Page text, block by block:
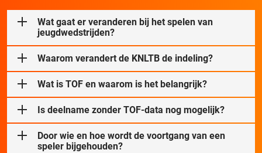
Wat gaat er veranderen bij het spelen van
jeugdwedstrijden?
Waarom verandert de KNLTB de indeling?
Wat is TOF en waarom is het belangrijk?
Is deelname zonder TOF-data nog mogelijk?
Door wie en hoe wordt de voortgang van een
speler bijgehouden?